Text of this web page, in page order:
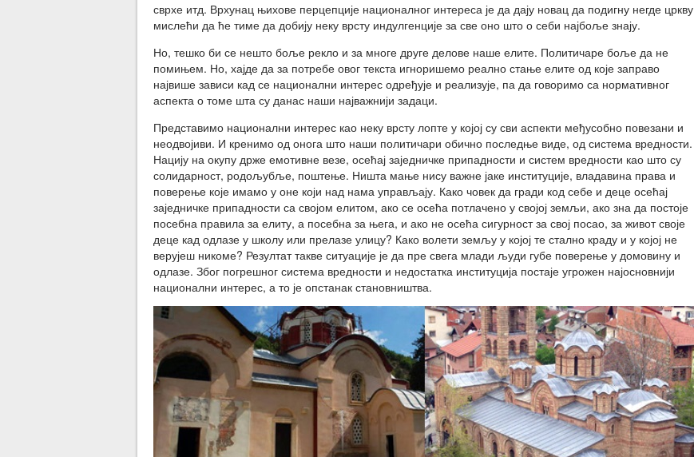
сврхе итд. Врхунац њихове перцепције националног интереса је да дају новац да подигну негде цркву
мислећи да ће тиме да добију неку врсту индулгенције за све оно што о себи најбоље знају.
Но, тешко би се нешто боље рекло и за многе друге делове наше елите. Политичаре боље да не
помињем. Но, хајде да за потребе овог текста игноришемо реално стање елите од које заправо
највише зависи кад се национални интерес одређује и реализује, па да говоримо са нормативног
аспекта о томе шта су данас наши најважнији задаци.
Представимо национални интерес као неку врсту лопте у којој су сви аспекти међусобно повезани и
неодвојиви. И кренимо од онога што наши политичари обично последње виде, од система вредности.
Нацију на окупу држе емотивне везе, осећај заједничке припадности и систем вредности као што су
солидарност, родољубље, поштење. Ништа мање нису важне јаке институције, владавина права и
поверење које имамо у оне који над нама управљају. Како човек да гради код себе и деце осећај
заједничке припадности са својом елитом, ако се осећа потлачено у својој земљи, ако зна да постоје
посебна правила за елиту, а посебна за њега, и ако не осећа сигурност за свој посао, за живот своје
деце кад одлазе у школу или прелазе улицу? Како волети земљу у којој те стално краду и у којој не
верујеш никоме? Резултат такве ситуације је да пре свега млади људи губе поверење у домовину и
одлазе. Због погрешног система вредности и недостатка институција постаје угрожен најосновнији
национални интерес, а то је опстанак становништва.